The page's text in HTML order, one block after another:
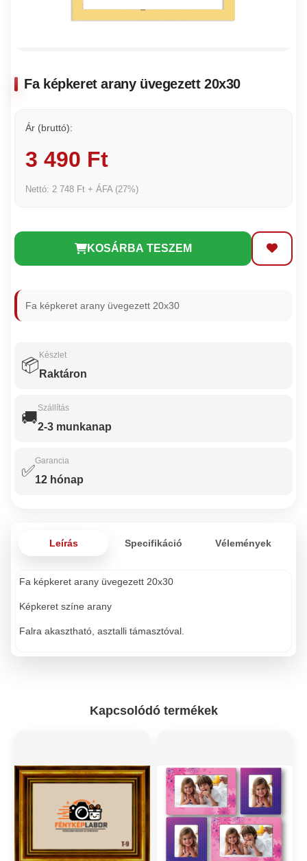
Fa képkeret arany üvegezett 20x30
Ár (bruttó):
3 490 Ft
Nettó: 2 748 Ft + ÁFA (27%)
KOSÁRBA TESZEM
Fa képkeret arany üvegezett 20x30
📦
Készlet
Raktáron
🚚
Szállítás
2-3 munkanap
✅
Garancia
12 hónap
Leírás Specifikáció Vélemények
Fa képkeret arany üvegezett 20x30
Képkeret színe arany
Falra akasztható, asztalli támasztóval.
Kapcsolódó termékek